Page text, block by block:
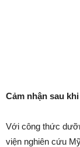
Cảm nhận sau
Với công thức
viện nghiên cứu